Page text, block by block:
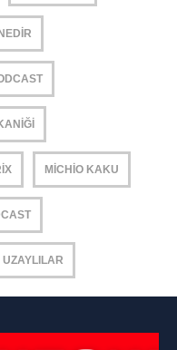
MICHIO KAKU
UZAYLILAR